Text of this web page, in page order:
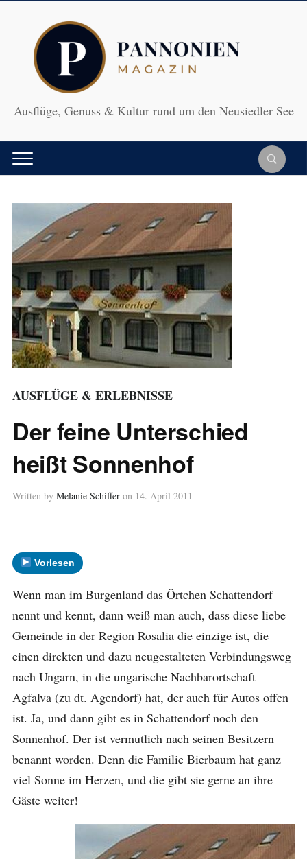
Ausflüge, Genuss & Kultur rund um den Neusiedler See
AUSFLÜGE & ERLEBNISSE
Der feine Unterschied
heißt Sonnenhof
Written by Melanie Schiffer on 14. April 2011
Vorlesen
Wenn man im Burgenland das Örtchen Schattendorf
nennt und kennt, dann weiß man auch, dass diese liebe
Gemeinde in der Region Rosalia die einzige ist, die
einen direkten und dazu neugestalteten Verbindungsweg
nach Ungarn, in die ungarische Nachbarortschaft
Agfalva (zu dt. Agendorf) hat, der auch für Autos offen
ist. Ja, und dann gibt es in Schattendorf noch den
Sonnenhof. Der ist vermutlich nach seinen Besitzern
benannt worden. Denn die Familie Bierbaum hat ganz
viel Sonne im Herzen, und die gibt sie gerne an ihre
Gäste weiter!